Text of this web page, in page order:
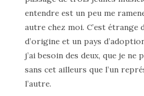
entendre est un peu me
autre chez moi. C’est étrange
d’origine et un pays
j’ai besoin des deux, que je ne
sans cet ailleurs que l’un
l’autre.